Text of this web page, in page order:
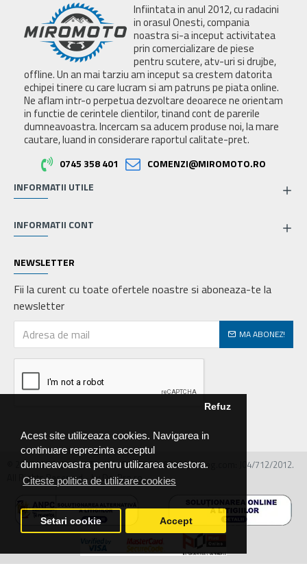
Acest site utilizeaza cookies. Navigarea in
continuare reprezinta acceptul
dumneavoastra pentru utilizarea acestora.
Citeste politica de utilizare cookies
Refuz
Setari cookie Accept
Infiintata in anul 2012, cu radacini
in orasul Onesti, compania
noastra si-a inceput activitatea
prin comercializare de piese
pentru scutere, atv-uri si drujbe,
offline. Un an mai tarziu am inceput sa crestem datorita
echipei tinere cu care lucram si am patruns pe piata online.
Ne aflam intr-o perpetua dezvoltare deoarece ne orientam
in functie de cerintele clientilor, tinand cont de parerile
dumneavoastra. Incercam sa aducem produse noi, la mare
cautare, luand in considerare raportul calitate-pret.
0745 358 401
COMENZI@MIROMOTO.RO
INFORMATII UTILE
INFORMATII CONT
NEWSLETTER
Fii la curent cu toate ofertele noastre si aboneaza-te la
newsletter
MA ABONEZ!
© 2026 MIRALEX PARTS SRL, CIF: RO30468586, Nr.reg.com: J04/712/2012.
All Rights Reserved - by DevPro.ro